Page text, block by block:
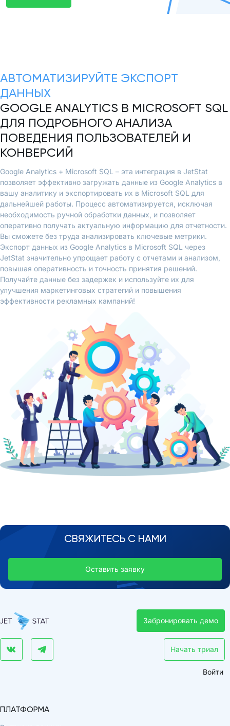
АВТОМАТИЗИРУЙТЕ ЭКСПОРТ
ДАННЫХ
GOOGLE ANALYTICS В MICROSOFT SQL
ДЛЯ ПОДРОБНОГО АНАЛИЗА
ПОВЕДЕНИЯ ПОЛЬЗОВАТЕЛЕЙ И
КОНВЕРСИЙ
Google Analytics + Microsoft SQL – эта интеграция в JetStat
позволяет эффективно загружать данные из Google Analytics в
вашу аналитику и экспортировать их в Microsoft SQL для
дальнейшей работы. Процесс автоматизируется, исключая
необходимость ручной обработки данных, и позволяет
оперативно получать актуальную информацию для отчетности.
Вы сможете без труда анализировать ключевые метрики.
Экспорт данных из Google Analytics в Microsoft SQL через
JetStat значительно упрощает работу с отчетами и анализом,
повышая оперативность и точность принятия решений.
Получайте данные без задержек и используйте их для
улучшения маркетинговых стратегий и повышения
эффективности рекламных кампаний!
СВЯЖИТЕСЬ С НАМИ
Оставить заявку
Забронировать демо
Начать триал
Войти
ПЛАТФОРМА